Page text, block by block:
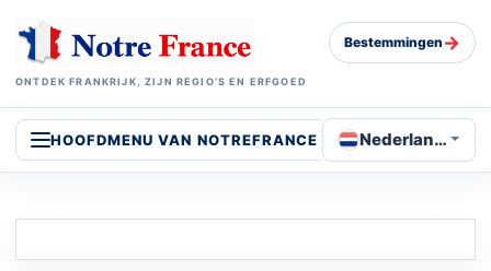
ONTDEK FRANKRIJK, ZIJN REGIO’S EN ERFGOED
Bestemmingen →
HOOFDMENU VAN NOTREFRANCE Nederlands